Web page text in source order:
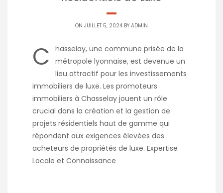
ON JUILLET 5, 2024 BY ADMIN
C
hasselay, une commune prisée de la
métropole lyonnaise, est devenue un
lieu attractif pour les investissements
immobiliers de luxe. Les promoteurs
immobiliers à Chasselay jouent un rôle
crucial dans la création et la gestion de
projets résidentiels haut de gamme qui
répondent aux exigences élevées des
acheteurs de propriétés de luxe. Expertise
Locale et Connaissance